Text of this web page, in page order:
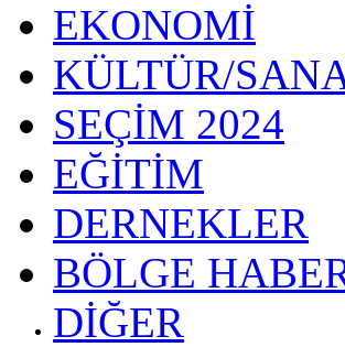
EKONOMİ
KÜLTÜR/
SEÇİM 2024
EĞİTİM
DERNEKLER
BÖLGE
DİĞER